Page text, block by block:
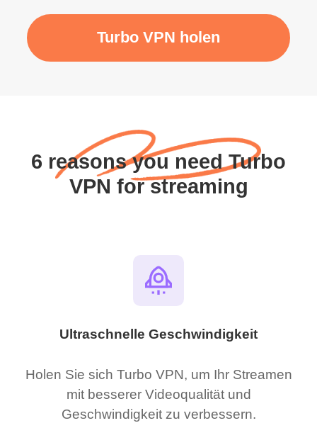
Turbo VPN holen
6 reasons you need Turbo
VPN for streaming
Ultraschnelle Geschwindigkeit
Holen Sie sich Turbo VPN, um Ihr Streamen
mit besserer Videoqualität und
Geschwindigkeit zu verbessern.